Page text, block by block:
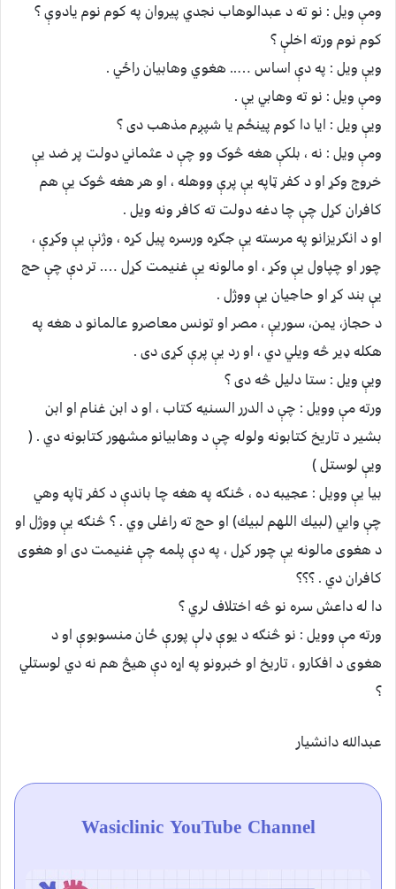
ومې ویل : نو ته د عبدالوهاب نجدي پیروان په کوم نوم یادوې ؟
کوم نوم ورته اخلې ؟
ویې ویل : په دې اساس ….. هغوي وهابیان راځي .
ومې ویل : نو ته وهابي یې .
ویې ویل : ایا دا کوم پینځم یا شپږم مذهب دی ؟
ومې ویل : نه ، بلکې هغه څوک وو چې د عثماني دولت پر ضد یې
خروج وکړ او د کفر ټاپه یې پرې ووهله ، او هر هغه څوک یې هم
کافران کړل چې چا دغه دولت ته کافر ونه ویل .
او د انګریزانو په مرسته یې جګړه ورسره پیل کړه ، وژنې یې وکړې ،
چور او چپاول یې وکړ ، او مالونه یې غنیمت کړل …. تر دې چې حج
یې بند کړ او حاجیان یې ووژل .
د حجاز، یمن، سوریې ، مصر او تونس معاصرو عالمانو د هغه په
هکله ډیر څه ویلي دي ، او رد یې پرې کړی دی .
ویې ویل : ستا دلیل څه دی ؟
ورته مې وویل : چې د الدرر السنیه کتاب ، او د ابن غنام او ابن
بشیر د تاریخ کتابونه ولوله چې د وهابیانو مشهور کتابونه دي . (
ویې لوستل )
بیا یې وویل : عجیبه ده ، څنګه په هغه چا باندې د کفر ټاپه وهي
چې وايي (لبيك اللهم لبيك) او حج ته راغلی وي . ؟ څنګه یې ووژل او
د هغوی مالونه یې چور کړل ، په دې پلمه چې غنیمت دی او هغوی
کافران دي . ؟؟؟
دا له داعش سره نو څه اختلاف لري ؟
ورته مې وویل : نو څنګه د یوې ډلې پورې ځان منسوبوې او د
هغوی د افکارو ، تاریخ او خبرونو په اړه دې هیڅ هم نه دي لوستلي
؟
عبدالله دانشیار
Wasiclinic YouTube Channel